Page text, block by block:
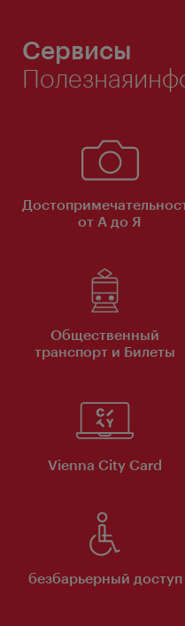
Сервисы
от А до Я
Общественный
транспорт и Билеты
Vienna City Card
безбарьерный доступ